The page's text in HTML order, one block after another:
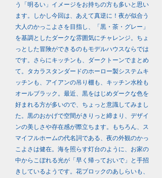
う「明るい」イメージをお持ちの方も多いと思い
ます。しかし今回は、あえて真逆に！夜が似合う
大人のかっこよさを目指し、「黒・茶・グレー」
を基調としたダークな雰囲気にチャレンジ。ちょ
っとした冒険ができるのもモデルハウスならでは
です。さらにキッチンも、ダークトーンでまとめ
て。タカラスタンダードのホーロー製システムキ
ッチンも、アイアンの吊り棚も、キッチン水栓も
オールブラック。最近、黒をはじめダークな色を
好まれる方が多いので、ちょっと意識してみまし
た。黒のおかげで空間がきりっと締まり、デザイ
ンの美しさや存在感が際立ちます。もちろん、ス
マイフルホームの代名詞である、夜の外観のかっ
こよさは健在。海を照らす灯台のように、お家の
中からこぼれる光が「早く帰っておいで」と手招
きしているようです。花ブロックのあしらいも、